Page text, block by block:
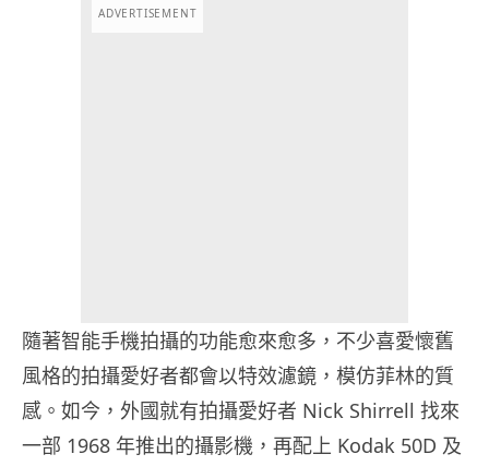
ADVERTISEMENT
隨著智能手機拍攝的功能愈來愈多，不少喜愛懷舊
風格的拍攝愛好者都會以特效濾鏡，模仿菲林的質
感。如今，外國就有拍攝愛好者 Nick Shirrell 找來
一部 1968 年推出的攝影機，再配上 Kodak 50D 及